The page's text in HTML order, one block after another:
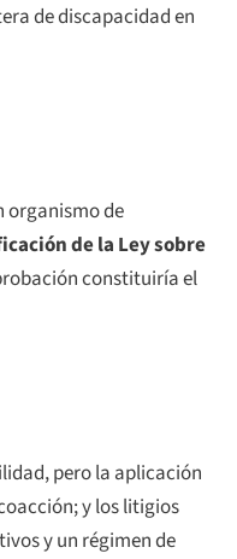
de discapacidad en
organismo de
de la Ley sobre
constituiría el
pero la aplicación
y los litigios
y un régimen de